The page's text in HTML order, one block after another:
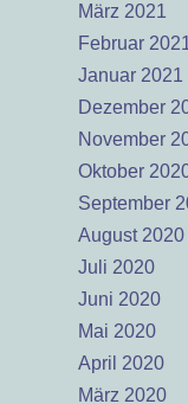
März 2021
Februar
Januar 2021
Dezember
November
Oktober
September
August 2020
Juli 2020
Juni 2020
Mai 2020
April 2020
März 2020